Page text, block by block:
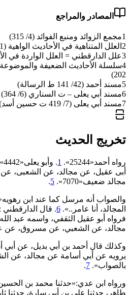
المصادر والمراجع
1مجمع الزوائد ومنبع الفوائد (4/ 315)
2 العلل المتناهية في الأحاديث الواهية (1/ 53)
3علل الدارقطني = العلل الواردة في
4
202)
5مسند أحمد (42/ 141 ط الرسالة)
6مسند أبي يعلى – ت السناري (6/ 364)
7مسند أبي يعلى (7/ 419 ت حسين أسد)
تخريج الحديث
رواه أحمد«25244». 1. وأبو يعلى«4442».
أبى عقيل، عن مجالد، عن الشعبى،
مجالد ضعيف«‌‌7070».
5
.
المجالد، أنا عامر..». 6. قال الدارقطني
‌فرواه ‌أبو ‌عقيل ‌الثقفي، واسمه عبد
مجالد، عن الشعبي، عن مسروق، عن
وكذلك قال أحمد بن أبي بديل، عن أبي
يرويه عن أبي أسامة عن مجالد، عن
بالصواب». 7
.
ورواه ابن عدي:«حدثنا محمد بن
طاهر، حدثنا علي بن أبي سارة، حدثنا